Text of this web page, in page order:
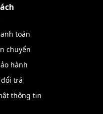
toán
chuyển
hành
trả
thông tin